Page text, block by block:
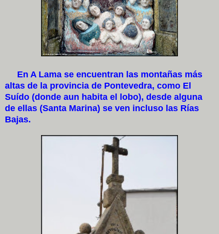
En A Lama se encuentran las montañas más
altas de la provincia de Pontevedra, como El
Suído (donde aun habita el lobo), desde alguna
de ellas (Santa Marina) se ven incluso las Rías
Bajas.